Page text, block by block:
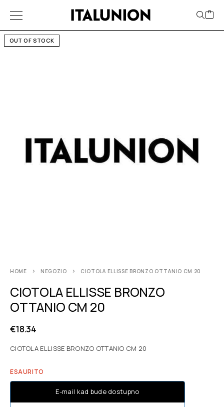
OUT OF STOCK
HOME NEGOZIO CIOTOLA ELLISSE BRONZO OTTANIO CM 20
CIOTOLA ELLISSE BRONZO
OTTANIO CM 20
€18.34
CIOTOLA ELLISSE BRONZO OTTANIO CM 20
ESAURITO
E-mail kad bude dostupno